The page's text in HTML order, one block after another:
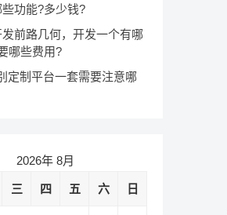
功能?多少钱?
前路几何，开发一个有哪
哪些费用?
定制平台一套需要注意哪
2026年 8月
三 四 五 六 日